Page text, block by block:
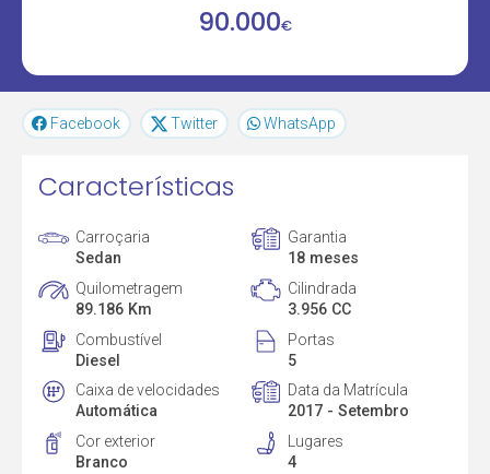
90.000€
Facebook Twitter WhatsApp
Características
Carroçaria
Sedan
Garantia
18 meses
Quilometragem
89.186 Km
Cilindrada
3.956 CC
Combustível
Diesel
Portas
5
Caixa de velocidades
Automática
Data da Matrícula
2017 - Setembro
Cor exterior
Branco
Lugares
4